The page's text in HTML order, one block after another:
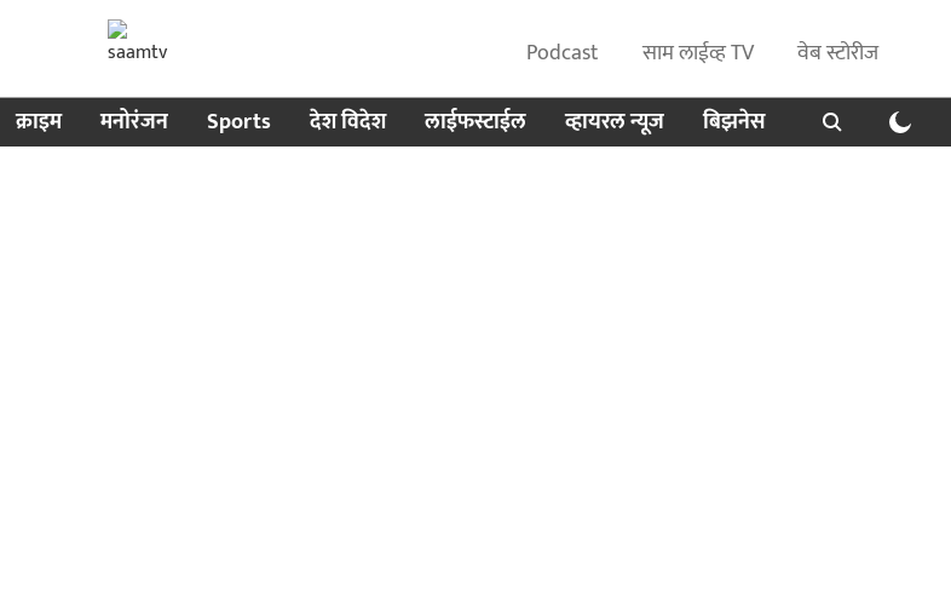
Podcast साम लाईव्ह TV
वेब स्टोरीज
क्राइम मनोरंजन Sports देश विदेश लाईफस्टाईल व्हायरल न्यूज बिझनेस